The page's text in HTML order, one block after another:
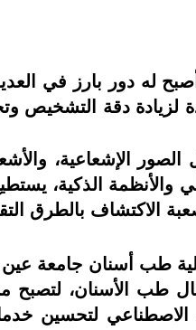
له دور بارز في
دقة التشخيص
الإشعاعية،
والأنظمة الذكية،
الاكتشاف بالطرق
طب أسنان
طب الأسنان، لتصبح
لتحسين